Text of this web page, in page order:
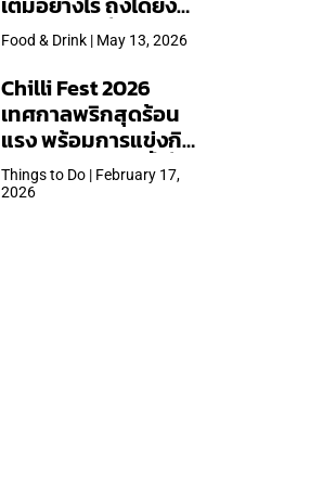
ใหญ่สุดเท่าที่เคยจัดมา
Food & Drink | May 13, 2026
Chilli Fest 2026
เทศกาลพริกสุดร้อน
แรง พร้อมการแข่งกิน
พริก จัด 28 มี.ค.นี้ ที่โรง
แรมคิมป์ตัน มาลัยฯ
Things to Do | February 17,
2026